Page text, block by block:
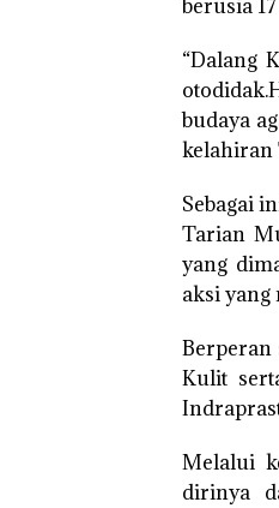
berusia
“Dalang
budaya
kelahiran
Sebagai
Tarian
yang
aksi yang
Berperan
Kulit
Melalui
dirinya